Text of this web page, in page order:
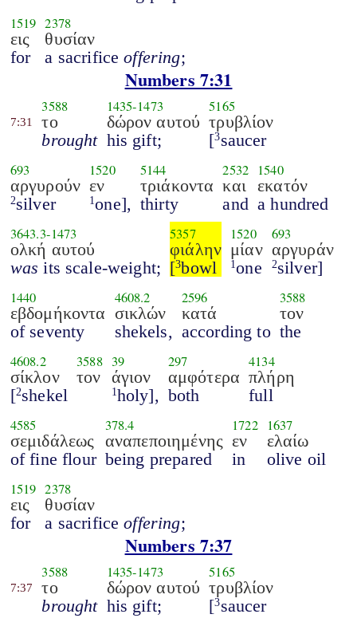
1519
εις
for
2378
θυσίαν
a sacrificeoffering;
Numbers 7:31
7:31
3588
το
brought
1435-1473
δώρον αυτού
his gift;
5165
τρυβλίον
[3saucer
693
αργυρούν
2silver
1520
εν
1 one],
5144
τριάκοντα
thirty
2532
και
and
1540
εκατόν
a hundred
3643.3-1473
ολκή αυτού
was its scale-weight;
5357
φιάλην
[3bowl
1520
μίαν
1 one
693
αργυράν
2silver]
1440
εβδομήκοντα
of seventy
4608.2
σικλών
shekels,
2596
κατά
according to
3588
τον
the
4608.2
σίκλον
[2shekel
3588
τον
39
άγιον
1 holy],
297
αμφότερα
both
4134
πλήρη
full
4585
σεμιδάλεως
of fine flour
378.4
αναπεποιημένης
being prepared
1722
εν
in
1637
ελαίω
olive oil
1519
εις
for
2378
θυσίαν
a sacrificeoffering;
Numbers 7:37
7:37
3588
το
brought
1435-1473
δώρον αυτού
his gift;
5165
τρυβλίον
[3saucer